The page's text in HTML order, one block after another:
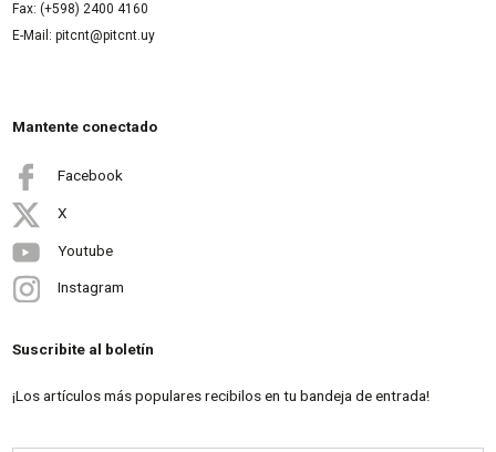
Fax: (+598) 2400 4160
E-Mail: pitcnt@pitcnt.uy
Mantente conectado
Facebook
X
Youtube
Instagram
Suscribite al boletín
¡Los artículos más populares recibilos en tu bandeja de entrada!